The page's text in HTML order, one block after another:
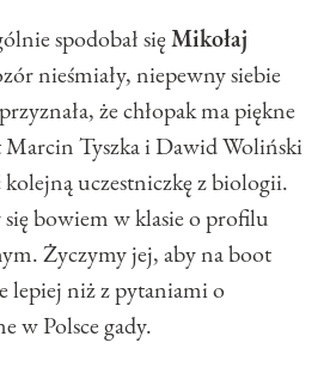
spodobał sięMikołaj
nieśmiały, niepewny siebie
że chłopak ma piękne
Marcin Tyszka i Dawid Woliński
uczestniczkę z biologii.
się bowiem w klasie o profilu
Życzymy jej, aby na boot
lepiej niż z pytaniami o
w Polsce gady.